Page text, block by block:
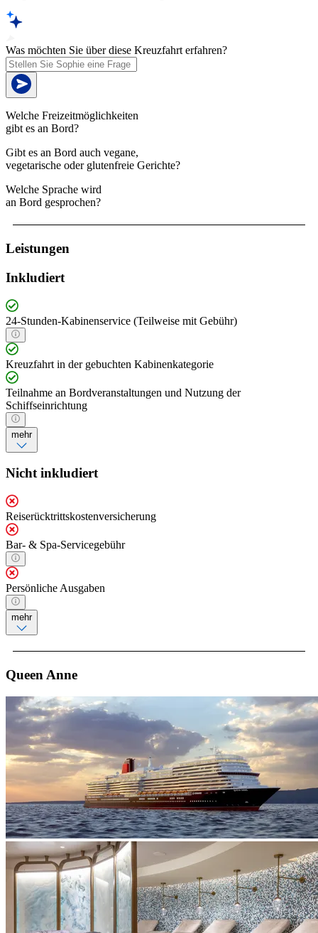
Was möchten Sie über diese Kreuzfahrt erfahren?
Welche Freizeitmöglichkeiten
gibt es an Bord?
Gibt es an Bord auch vegane,
vegetarische oder glutenfreie Gerichte?
Welche Sprache wird
an Bord gesprochen?
Leistungen
Inkludiert
24-Stunden-Kabinenservice (Teilweise mit Gebühr)
Kreuzfahrt in der gebuchten Kabinenkategorie
Teilnahme an Bordveranstaltungen und Nutzung der
Schiffseinrichtung
mehr
Nicht inkludiert
Reiserücktrittskostenversicherung
Bar- & Spa-Servicegebühr
Persönliche Ausgaben
mehr
Queen Anne